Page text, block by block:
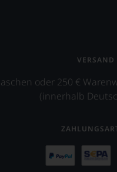
VERSAND
oder 250 €
(innerhalb